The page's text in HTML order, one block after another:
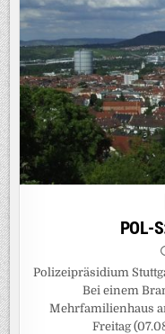
POL-
Polizeipräsidium
Bei einem
Mehrfamilienhaus
Freitag